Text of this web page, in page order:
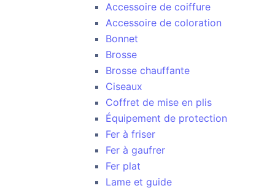
Accessoire de coiffure
Accessoire de coloration
Bonnet
Brosse
Brosse chauffante
Ciseaux
Coffret de mise en plis
Équipement de protection
Fer à friser
Fer à gaufrer
Fer plat
Lame et guide